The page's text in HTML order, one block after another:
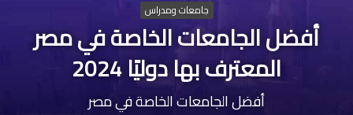
جامعات ومدراس
أفضل الجامعات الخاصة في مصر
المعترف بها دوليًا 2024
أفضل الجامعات الخاصة في مصر